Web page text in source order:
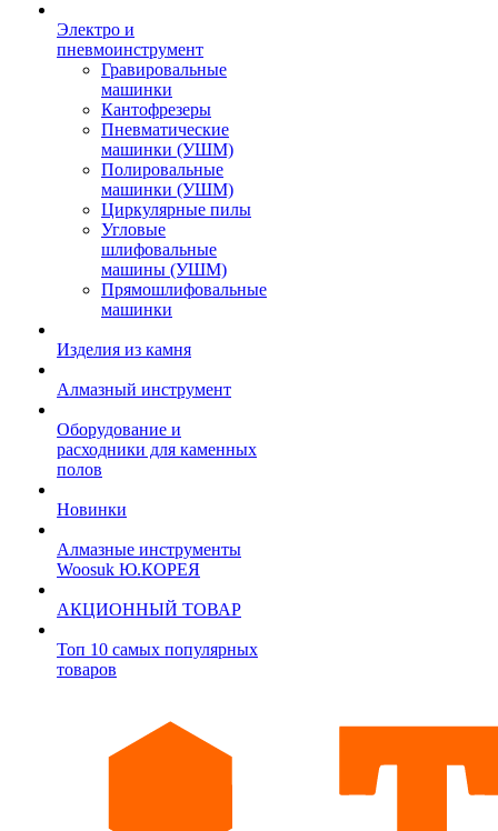
Электро и
пневмоинструмент
Гравировальные
машинки
Кантофрезеры
Пневматические
машинки (УШМ)
Полировальные
машинки (УШМ)
Циркулярные пилы
Угловые
шлифовальные
машины (УШМ)
Прямошлифовальные
машинки
Изделия из камня
Алмазный инструмент
Оборудование и
расходники для каменных
полов
Новинки
Алмазные инструменты
Woosuk Ю.КОРЕЯ
АКЦИОННЫЙ ТОВАР
Топ 10 самых популярных
товаров